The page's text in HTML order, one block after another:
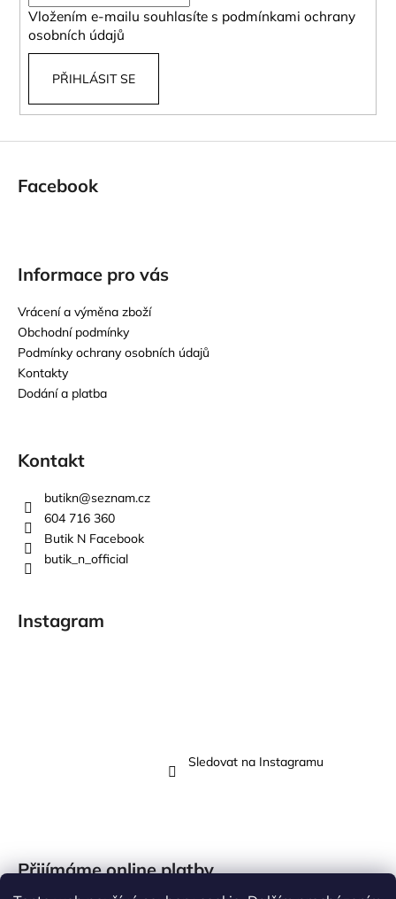
Vložením e-mailu souhlasíte s podmínkami ochrany
osobních údajů
PŘIHLÁSIT SE
Facebook
Informace pro vás
Vrácení a výměna zboží
Obchodní podmínky
Podmínky ochrany osobních údajů
Kontakty
Dodání a platba
Kontakt
butikn@seznam.cz
604 716 360
Butik N Facebook
butik_n_official
Instagram
Sledovat na Instagramu
Přijímáme online platby